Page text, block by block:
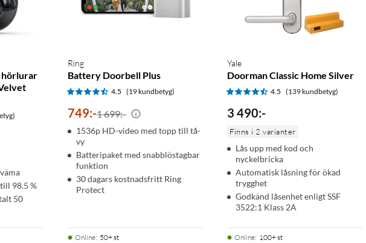
hörlurar
98.5 %
50
Ring
Battery Doorbell Plus
4.5 (19 kundbetyg)
749:-1 699:-
1536p HD-video med topp till tå-
vy
Batteripaket med snabblöstagbar
funktion
30 dagars kostnadsfritt Ring
Protect
Online: 50+ st
Yale
Doorman Classic Home Silver
4.5 (139 kundbetyg)
3 490:-
Finns i 2 varianter
Lås upp med kod och
nyckelbricka
Automatisk låsning för ökad
trygghet
Godkänd låsenhet enligt SSF
3522:1 Klass 2A
Online: 100+ st